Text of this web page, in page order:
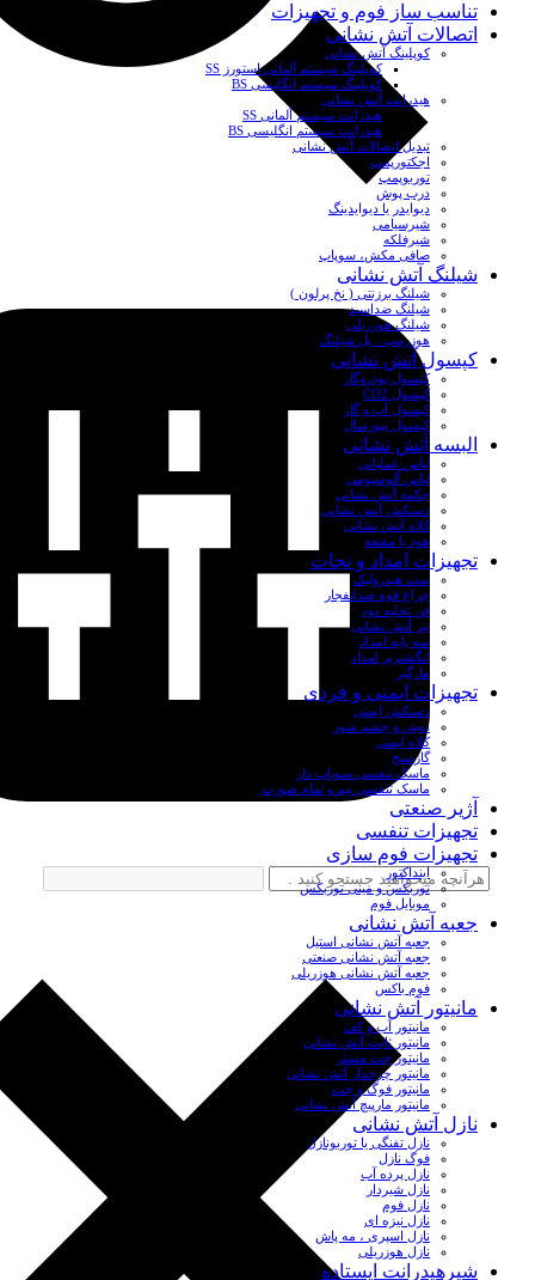
تناسب ساز فوم و تجهیزات
اتصالات آتش نشانی
کوپلینگ آتش نشانی
کوپلینگ سیستم آلمانی استورز SS
کوپلینگ سیستم انگلیسی BS
هیدرانت آتش نشانی
هیدرانت سیستم آلمانی SS
هیدرانت سیستم انگلیسی BS
تبدیل اتصالات آتش نشانی
اجکتورپمپ
توربوپمپ
درب پوش
دیوایدر یا دیوایدینگ
شیرسیامی
شیرفلکه
صافی مکش، سوپاپ
شیلنگ آتش نشانی
شیلنگ برزنتی ( نخ پرلون )
شیلنگ ضداسید
شیلنگ هوزریلی
هوزرمپ ، پل شیلنگ
کپسول آتش نشانی
کپسول پودروگاز
کپسول CO2
کپسول آب و گاز
کپسول بیورسال
البسه آتش نشانی
لباس عملیاتی
لباس آلومنیومی
چکمه آتش نشانی
دستکش آتش نشانی
کلاه آتش نشانی
هود یا مقنعه
تجهیزات امداد و نجات
ست هیدرولیک
چراغ قوه ضدانفجار
فن تخلیه دود
تبر آتش نشانی
سه پایه امداد
انگشتربر امداد
مارگیر
تجهیزات ایمنی و فردی
دستکش ایمنی
دوش و چشم شور
کلاه ایمنی
گازسنج
ماسک تنفسی سوپاپ دار
ماسک تنفسی نیم و تمام صورت
آژیر صنعتی
تجهیزات تنفسی
تجهیزات فوم سازی
اینداکتور
توربکس و مینی توربکس
موبایل فوم
جعبه آتش نشانی
جعبه آتش نشانی استیل
جعبه آتش نشانی صنعتی
جعبه آتش نشانی هوزریلی
فوم باکس
مانیتور آتش نشانی
مانیتور آب و کف
مانیتور ثابت آتش نشانی
مانیتور جت مستر
مانیتور چرخدار آتش نشانی
مانیتور فوگ و جت
مانیتور مارپیچ آتش نشانی
نازل آتش نشانی
نازل تفنگی یا توربونازل
فوگ نازل
نازل پرده آب
نازل شیردار
نازل فوم
نازل نیزه ای
نازل اسپری ، مه پاش
نازل هوزریلی
شیرهیدرانت ایستاده